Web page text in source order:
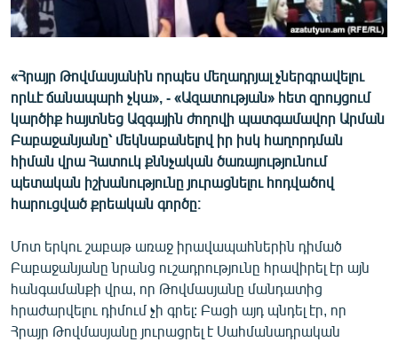
ՏՏ ԵՒ ԻՆՏԵՐՆԵՏ
ԱՐԽԻՎ
ՏԵՍԱՆՅՈՒԹԵՐ
ԲԱՆԱՎԵՃ
ՁԳՏԵԼՈՎ ԼԱՎԱԳՈՒՅՆԻՆ
ՓՈԴՔԱՍԹ
Հայերեն
English
Русский
«Հրայր Թովմասյանին որպես մեղադրյալ չներգրավելու
որևէ ճանապարհ չկա», - «Ազատության» հետ զրույցում
կարծիք հայտնեց Ազգային ժողովի պատգամավոր Արման
Բաբաջանյանը՝ մեկնաբանելով իր իսկ հաղորդման
հիման վրա Հատուկ քննչական ծառայությունում
պետական իշխանությունը յուրացնելու հոդվածով
հարուցված քրեական գործը։
Մոտ երկու շաբաթ առաջ իրավապահներին դիմած
Բաբաջանյանը նրանց ուշադրությունը հրավիրել էր այն
հանգամանքի վրա, որ Թովմասյանը մանդատից
հրաժարվելու դիմում չի գրել: Բացի այդ պնդել էր, որ
Հրայր Թովմասյանը յուրացրել է Սահմանադրական